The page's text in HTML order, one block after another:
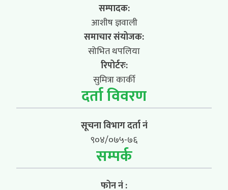
सम्पादक:
आशीष ज्ञवाली
समाचार संयोजक:
सोभित थपलिया
रिपोर्टरः:
सुमित्रा कार्की
दर्ता विवरण
सूचना विभाग दर्ता नं
९०४/०७५-७६
सम्पर्क
फोन नं :